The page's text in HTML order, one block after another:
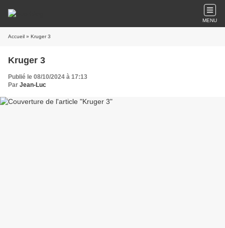
MENU
Accueil » Kruger 3
Kruger 3
Publié le 08/10/2024 à 17:13
Par Jean-Luc